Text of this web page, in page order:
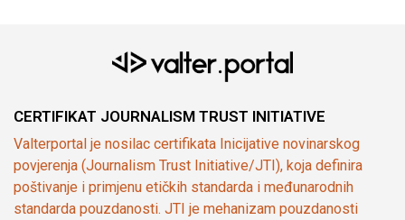
CERTIFIKAT JOURNALISM TRUST INITIATIVE
Valterportal je nosilac certifikata Inicijative novinarskog
povjerenja (Journalism Trust Initiative/JTI), koja definira
poštivanje i primjenu etičkih standarda i međunarodnih
standarda pouzdanosti. JTI je mehanizam pouzdanosti